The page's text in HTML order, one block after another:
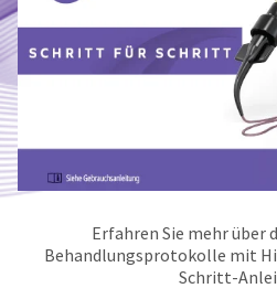
Erfahren Sie mehr über
Behandlungsprotokolle mit
Schritt-